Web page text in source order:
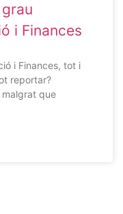
i Finances
i Finances, tot i
reportar?
que